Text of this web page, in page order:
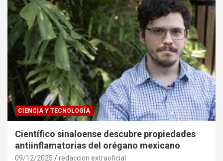
CIENCIA Y TECNOLOGÍA
Científico sinaloense descubre propiedades
antiinflamatorias del orégano mexicano
09/12/2025 redaccion extraoficial